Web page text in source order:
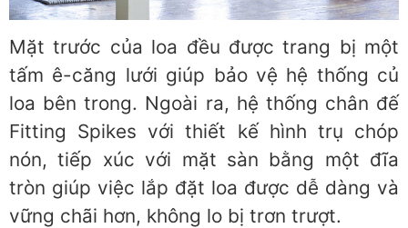
Mặt trước của loa đều được trang bị một
tấm ê-căng lưới giúp bảo vệ hệ thống củ
loa bên trong. Ngoài ra, hệ thống chân đế
Fitting Spikes với thiết kế hình trụ chóp
nón, tiếp xúc với mặt sàn bằng một đĩa
tròn giúp việc lắp đặt loa được dễ dàng và
vững chãi hơn, không lo bị trơn trượt.